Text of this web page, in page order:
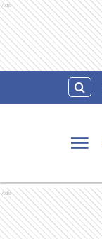
Ads
Ads